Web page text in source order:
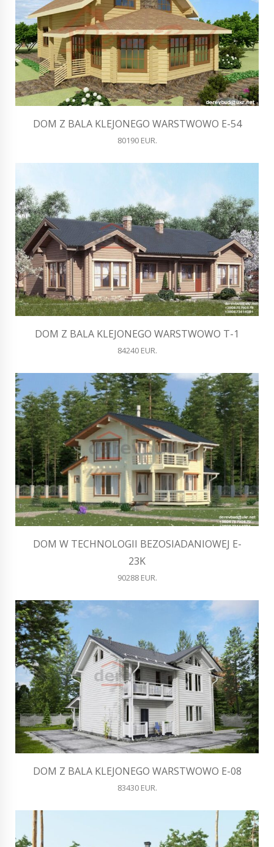
DOM Z BALA KLEJONEGO WARSTWOWO E-54
80190 EUR.
DOM Z BALA KLEJONEGO WARSTWOWO T-1
84240 EUR.
DOM W TECHNOLOGII BEZOSIADANIOWEJ E-
23K
90288 EUR.
DOM Z BALA KLEJONEGO WARSTWOWO E-08
83430 EUR.